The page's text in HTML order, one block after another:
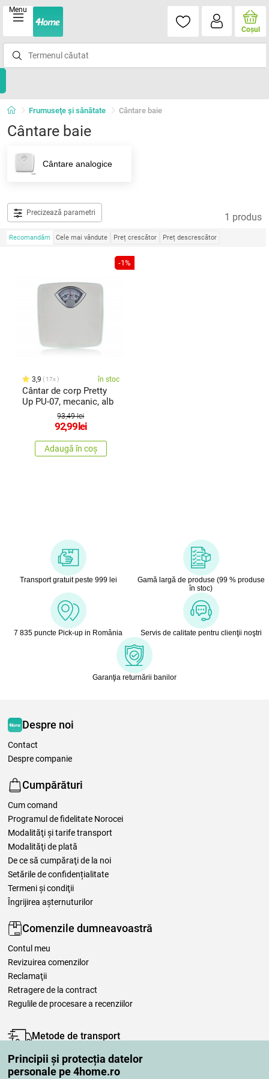
Principii și protecția datelor
personale pe 4home.ro
Menu
Coşul
Frumuseţe şi sănătate Cântare baie
Cântare baie
Cântare analogice
Precizează parametri 1 produs
Recomandăm Cele mai vândute Preț crescător Preț descrescător
-1%
3,9 17x în stoc
Cântar de corp Pretty
Up PU-07, mecanic, alb
93,49 lei
92,99 lei
Adaugă în coș
Transport gratuit peste 999 lei
Gamă largă de produse (99 % produse
în stoc)
7 835 puncte Pick-up in România Servis de calitate pentru clienţii noştri
Garanţia returnării banilor
Despre noi
Contact
Despre companie
Cumpărături
Cum comand
Programul de fidelitate Norocei
Modalităţi şi tarife transport
Modalităţi de plată
De ce să cumpăraţi de la noi
Setările de confidențialitate
Termeni şi condiţii
Îngrijirea așternuturilor
Comenzile dumneavoastră
Contul meu
Revizuirea comenzilor
Reclamaţii
Retragere de la contract
Regulile de procesare a recenziilor
Metode de transport